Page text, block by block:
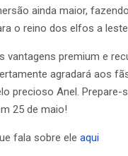
ainda maior,
o reino dos elfos a
vantagens premium e
agradará aos
precioso Anel.
25 de maio!
fala sobre ele aqui